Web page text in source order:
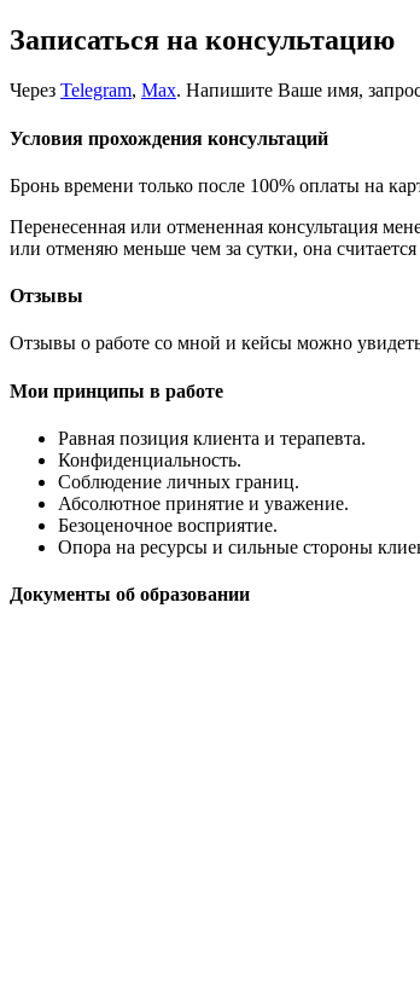
Записаться на консультацию
Через Telegram, Max. Напишите Ваше имя,
Условия прохождения консультаций
Бронь времени только после 100% оплаты на
Перенесенная или отмененная консультация
или отменяю меньше чем за сутки, она
Отзывы
Отзывы о работе со мной и кейсы можно
Мои принципы в работе
Равная позиция клиента и терапевта.
Конфиденциальность.
Соблюдение личных границ.
Абсолютное принятие и уважение.
Безоценочное восприятие.
Опора на ресурсы и сильные стороны
Документы об образовании